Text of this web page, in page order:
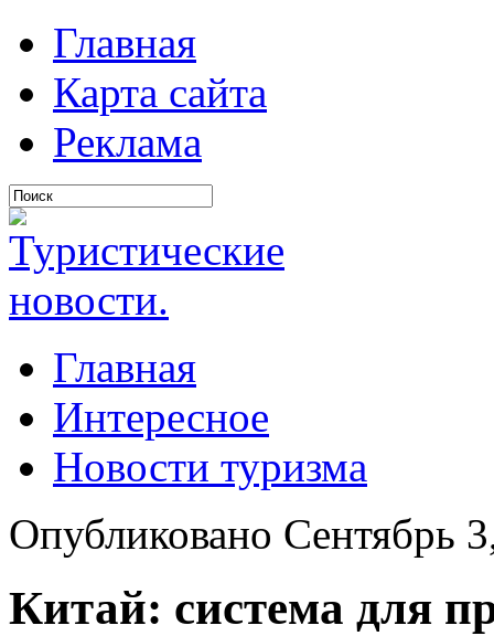
Главная
Карта сайта
Реклама
Главная
Интересное
Новости туризма
Опубликовано Сентябрь
Китай: система для